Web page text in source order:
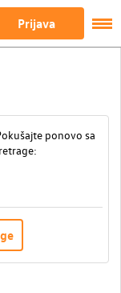
Prijava
ponovo sa